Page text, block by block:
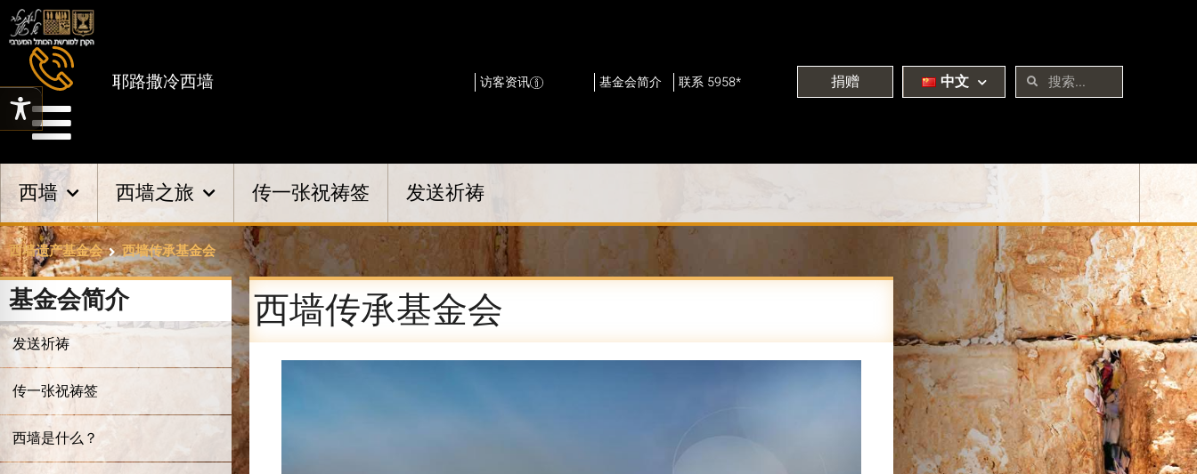
耶路撒冷西墙 访客资讯 基金会简介 联系 5958* 捐赠 中文
西墙 西墙之旅 传一张祝祷签 发送祈祷
西墙遗产基金会 西墙传承基金会
基金会简介
发送祈祷
传一张祝祷签
西墙是什么？
西墙传承基金会